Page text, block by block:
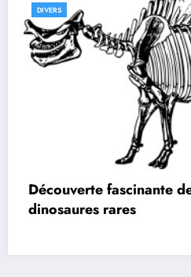
DIVERS
Découverte fascinante
dinosaures rares